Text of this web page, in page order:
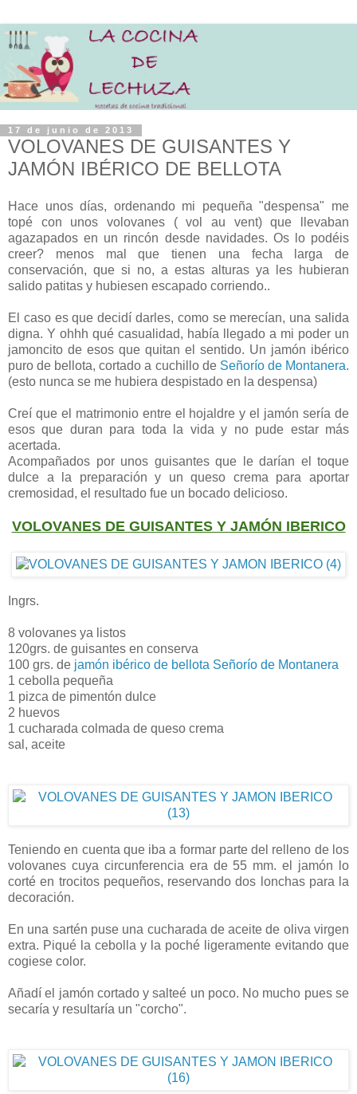
17 de junio de 2013
VOLOVANES DE GUISANTES Y
JAMÓN IBÉRICO DE BELLOTA
Hace unos días, ordenando mi pequeña "despensa" me
topé con unos volovanes ( vol au vent) que llevaban
agazapados en un rincón desde navidades. Os lo podéis
creer? menos mal que tienen una fecha larga de
conservación, que si no, a estas alturas ya les hubieran
salido patitas y hubiesen escapado corriendo..
El caso es que decidí darles, como se merecían, una salida
digna. Y ohhh qué casualidad, había llegado a mi poder un
jamoncito de esos que quitan el sentido. Un jamón ibérico
puro de bellota, cortado a cuchillo de Señorío de Montanera.
(esto nunca se me hubiera despistado en la despensa)
Creí que el matrimonio entre el hojaldre y el jamón sería de
esos que duran para toda la vida y no pude estar más
acertada.
Acompañados por unos guisantes que le darían el toque
dulce a la preparación y un queso crema para aportar
cremosidad, el resultado fue un bocado delicioso.
VOLOVANES DE GUISANTES Y JAMÓN IBERICO
Ingrs.
8 volovanes ya listos
120grs. de guisantes en conserva
100 grs. de jamón ibérico de bellota Señorío de Montanera
1 cebolla pequeña
1 pizca de pimentón dulce
2 huevos
1 cucharada colmada de queso crema
sal, aceite
Teniendo en cuenta que iba a formar parte del relleno de los
volovanes cuya circunferencia era de 55 mm. el jamón lo
corté en trocitos pequeños, reservando dos lonchas para la
decoración.
En una sartén puse una cucharada de aceite de oliva virgen
extra. Piqué la cebolla y la poché ligeramente evitando que
cogiese color.
Añadí el jamón cortado y salteé un poco. No mucho pues se
secaría y resultaría un "corcho".